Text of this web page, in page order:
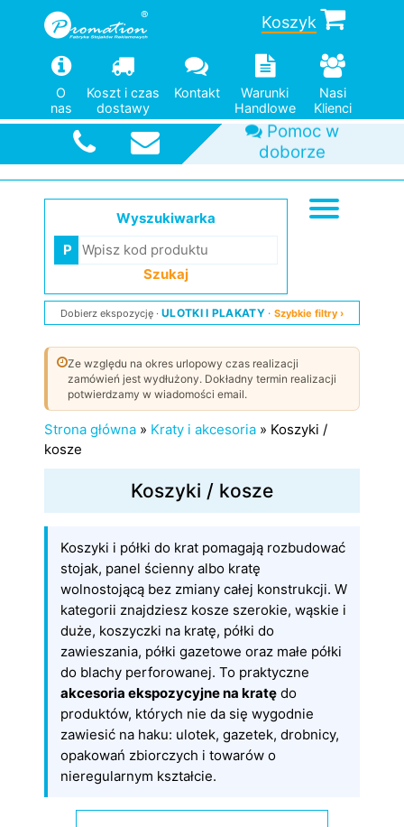
O
nas
Koszt i czas
dostawy
Kontakt
Warunki
Handlowe
Nasi
Klienci
Koszyk
Szybka
wysyłka
Od jednej
sztuki
Duży wybór
modeli
Pomoc w
doborze
Wyszukiwarka
Szukaj
Dobierz ekspozycję ULOTKI I PLAKATY Szybkie filtry ›
Ze względu na okres urlopowy czas realizacji
zamówień jest wydłużony. Dokładny termin realizacji
potwierdzamy w wiadomości email.
Strona główna » Kraty i akcesoria » Koszyki /
kosze
Koszyki / kosze
Koszyki i półki do krat pomagają rozbudować
stojak, panel ścienny albo kratę
wolnostojącą bez zmiany całej konstrukcji. W
kategorii znajdziesz kosze szerokie, wąskie i
duże, koszyczki na kratę, półki do
zawieszania, półki gazetowe oraz małe półki
do blachy perforowanej. To praktyczne
akcesoria ekspozycyjne na kratę do
produktów, których nie da się wygodnie
zawiesić na haku: ulotek, gazetek, drobnicy,
opakowań zbiorczych i towarów o
nieregularnym kształcie.